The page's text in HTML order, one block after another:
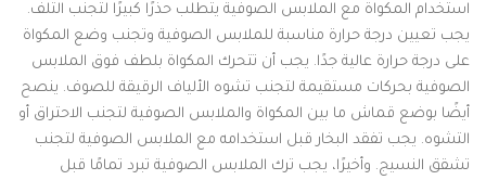
استخدام المكواة مع الملابس الصوفية يتطلب حذرًا كبيرًا لتجنب التلف.
يجب تعيين درجة حرارة مناسبة للملابس الصوفية وتجنب وضع المكواة
على درجة حرارة عالية جدًا. يجب أن تتحرك المكواة بلطف فوق الملابس
الصوفية بحركات مستقيمة لتجنب تشوه الألياف الرقيقة للصوف. ينصح
أيضًا بوضع قماش ما بين المكواة والملابس الصوفية لتجنب الاحتراق أو
التشوه. يجب تفقد البخار قبل استخدامه مع الملابس الصوفية لتجنب
تشقق النسيج. وأخيرًا، يجب ترك الملابس الصوفية تبرد تمامًا قبل